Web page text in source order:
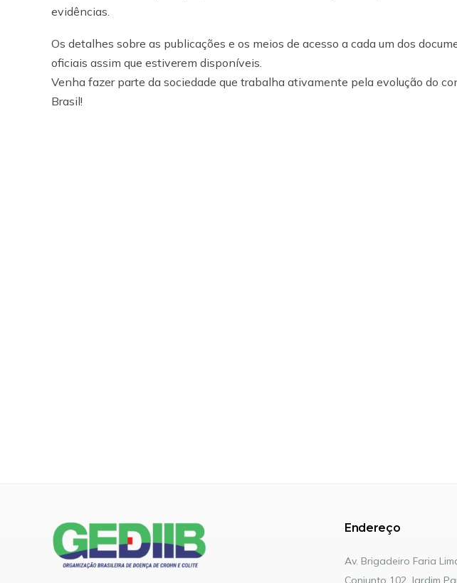
evidências.
Os detalhes sobre as publicações e os meios de acesso a cada um dos
oficiais assim que estiverem disponíveis.
Venha fazer parte da sociedade que trabalha ativamente pela evolução do
Brasil!
Endereço
Av. Brigadeiro Faria
Conjunto 102, Jardim